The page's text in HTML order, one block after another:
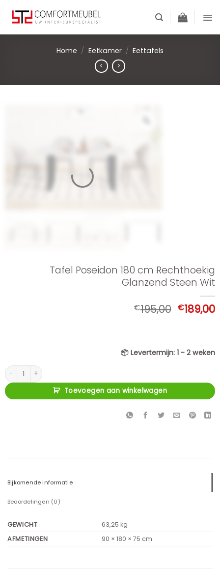
content
Home / Eetkamer / Eettafels
Tafel Poseidon 180 cm Rechthoekig
Glanzend Steen Wit
€195,00 €189,00
📦 Levertermijn: 1 - 2 weken
Tafel Poseidon 180 cm Rechthoekig Glanzend Steen Wit aantal
Toevoegen aan winkelwagen
Bijkomende informatie
Beoordelingen (0)
GEWICHT
63,25 kg
AFMETINGEN
90 × 180 × 75 cm